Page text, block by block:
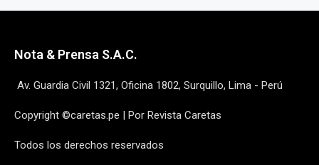
Nota & Prensa S.A.C.
Av. Guardia Civil 1321, Oficina 1802, Surquillo, Lima - Perú
Copyright ©caretas.pe | Por Revista Caretas
Todos los derechos reservados